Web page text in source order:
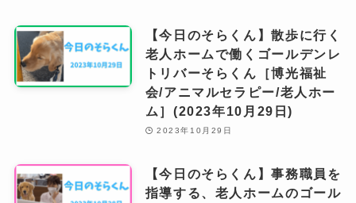
【今日のそらくん】散歩に行く
老人ホームで働くゴールデンレ
トリバーそらくん［博光福祉
会/アニマルセラピー/老人ホー
ム］(2023年10月29日)
2023年10月29日
【今日のそらくん】事務職員を
指導する、老人ホームのゴール